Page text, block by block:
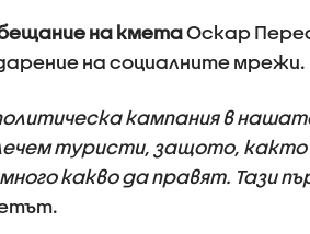
на кметаОскар
на социалните мрежи.
кампания в
туристи, защото,
какво да правят. Тази